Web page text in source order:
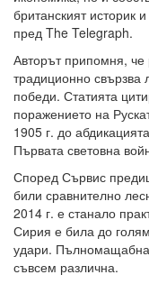
британският историк
пред The Telegraph.
Авторът припомня, че
традиционно свързва
победи. Статията
поражението на
1905 г. до
Първата световна
Според Сървис
били сравнително
2014 г. е станало
Сирия е била до
удари.
съвсем различна.